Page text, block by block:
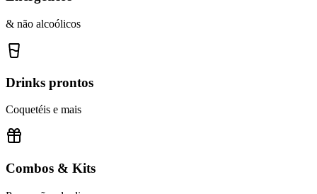
& não alcoólicos
Drinks prontos
Coquetéis e mais
Combos & Kits